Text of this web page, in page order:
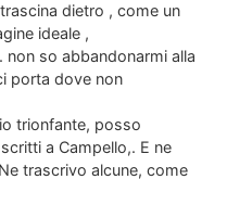
dietro , come un
ideale ,
non so abbandonarmi alla
porta dove non
trionfante, posso
a Campello,. E ne
trascrivo alcune, come